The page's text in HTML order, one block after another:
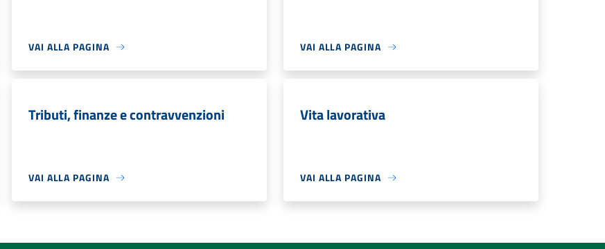
VAI ALLA PAGINA VAI ALLA PAGINA
Tributi, finanze e contravvenzioni
VAI ALLA PAGINA
Vita lavorativa
VAI ALLA PAGINA